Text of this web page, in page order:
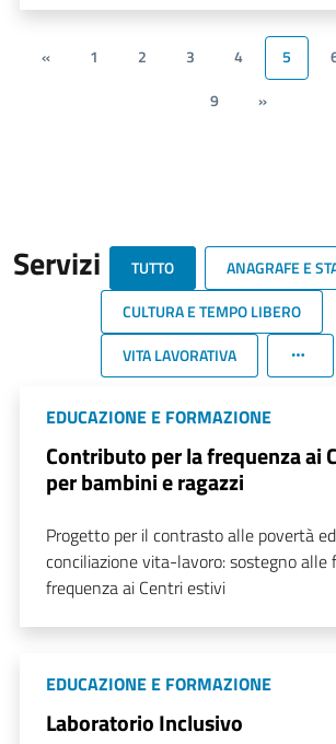
« 1 2 3 4 5
9
»
Servizi TUTTO
ANAGRAFE E
CULTURA E TEMPO LIBERO
VITA LAVORATIVA
EDUCAZIONE E FORMAZIONE
Contributo per la frequenza ai
per bambini e ragazzi
Progetto per il contrasto alle povertà
conciliazione vita-lavoro: sostegno alle
frequenza ai Centri estivi
EDUCAZIONE E FORMAZIONE
Laboratorio Inclusivo